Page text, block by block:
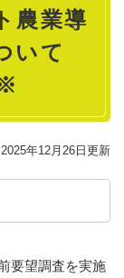
農業導
いて
年12月26日更新
要望調査を実施